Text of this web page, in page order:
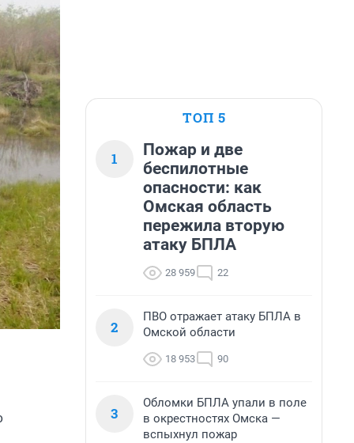
ТОП 5
1
Пожар и две
беспилотные
опасности: как
Омская область
пережила вторую
атаку БПЛА
28 959 22
2
ПВО отражает атаку БПЛА в
Омской области
18 953 90
3
Обломки БПЛА упали в поле
в окрестностях Омска —
вспыхнул пожар